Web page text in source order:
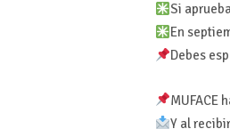
Si
En
Debes
MUFACE
Y al